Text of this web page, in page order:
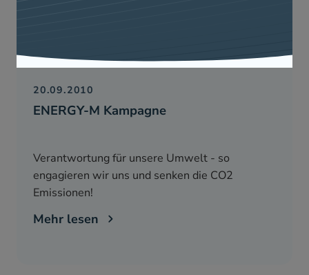
ENERGY-M Kampagne
20.09.2010
Verantwortung für unsere Umwelt - so
engagieren wir uns und senken die CO2
Emissionen!
Mehr lesen